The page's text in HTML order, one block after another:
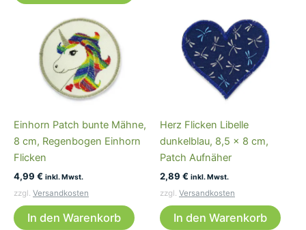
Einhorn Patch bunte Mähne,
8 cm, Regenbogen Einhorn
Flicken
4,99 € inkl. Mwst.
zzgl. Versandkosten
In den Warenkorb
Herz Flicken Libelle
dunkelblau, 8,5 x 8 cm,
Patch Aufnäher
2,89 € inkl. Mwst.
zzgl. Versandkosten
In den Warenkorb